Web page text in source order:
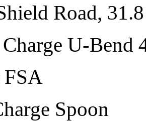
Road,
U-Bend
FSA
Spoon